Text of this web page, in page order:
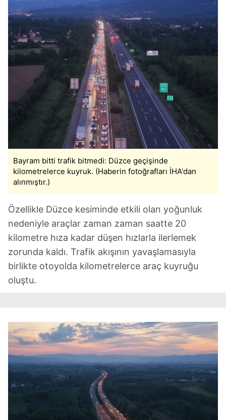
Bayram bitti trafik bitmedi: Düzce geçişinde
kilometrelerce kuyruk. (Haberin fotoğrafları İHA'dan
alınmıştır.)
Özellikle Düzce kesiminde etkili olan yoğunluk
nedeniyle araçlar zaman zaman saatte 20
kilometre hıza kadar düşen hızlarla ilerlemek
zorunda kaldı. Trafik akışının yavaşlamasıyla
birlikte otoyolda kilometrelerce araç kuyruğu
oluştu.